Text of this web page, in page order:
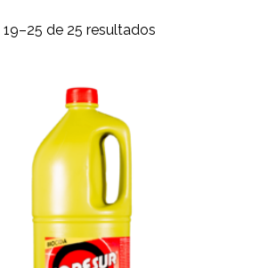
de 25 resultados